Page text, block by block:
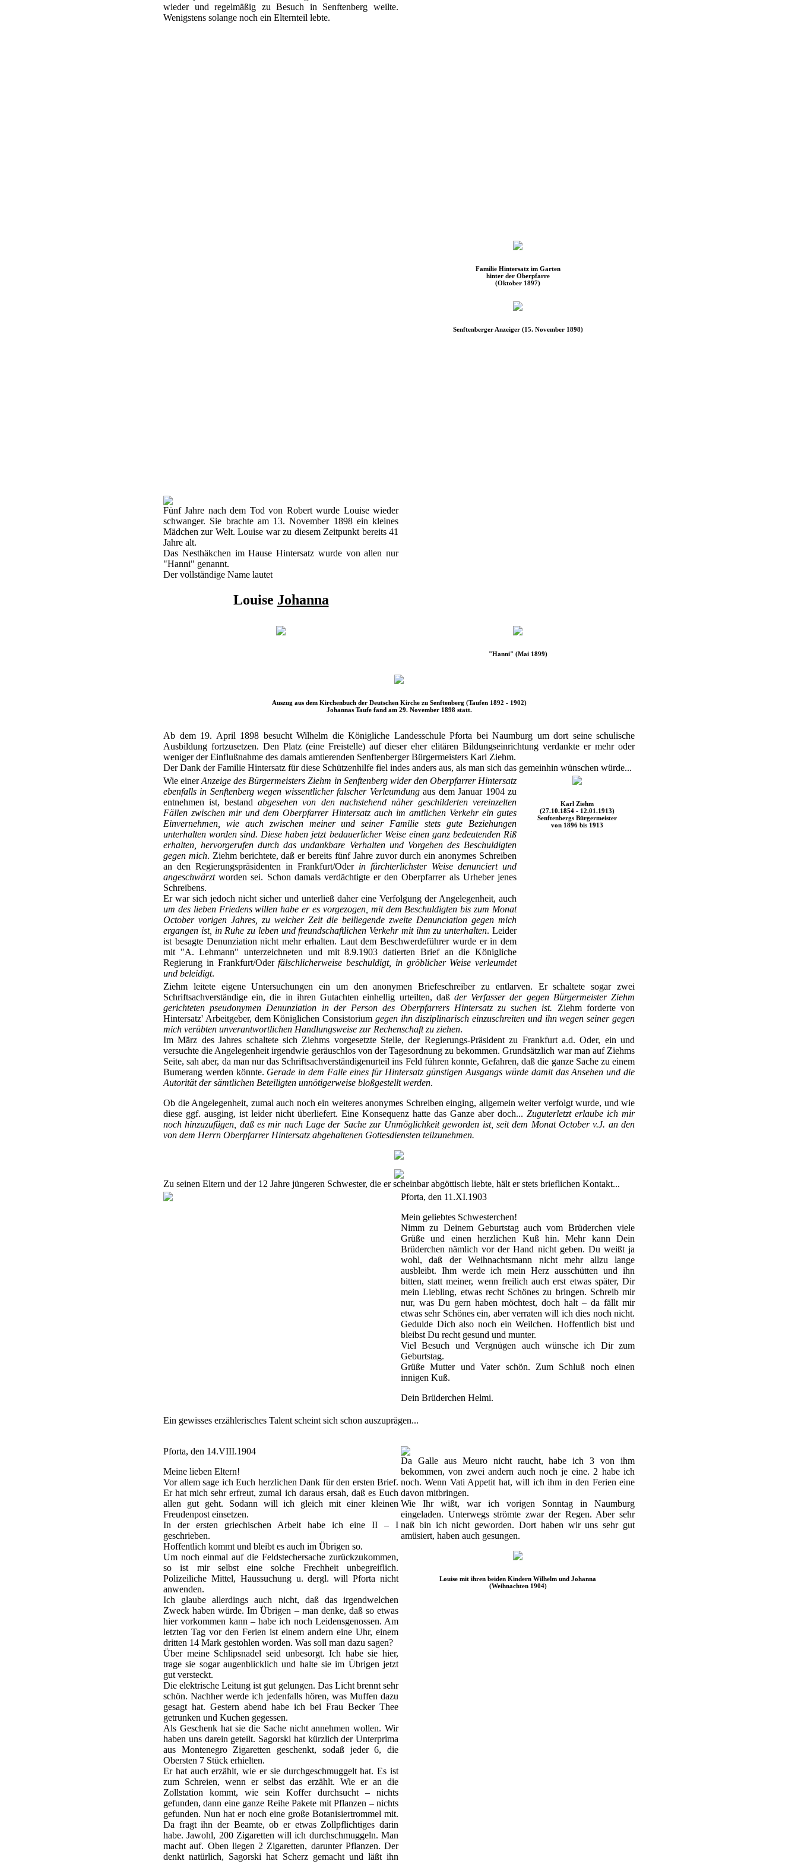
wieder und regelmäßig zu Besuch in Senftenberg weilte.
Wenigstens solange noch ein Elternteil lebte.
Fünf Jahre nach dem Tod von Robert wurde Louise wieder
schwanger. Sie brachte am 13. November 1898 ein kleines
Mädchen zur Welt. Louise war zu diesem Zeitpunkt bereits 41
Jahre alt.
Das Nesthäkchen im Hause Hintersatz wurde von allen nur
"Hanni" genannt.
Der vollständige Name lautet
Louise Johanna
Familie Hintersatz im Garten
hinter der Oberpfarre
(Oktober 1897)
Senftenberger Anzeiger (15. November 1898)
"Hanni" (Mai 1899)
Auszug aus dem Kirchenbuch der Deutschen Kirche zu Senftenberg (Taufen 1892 - 1902)
Johannas Taufe fand am 29. November 1898 statt.
Ab dem 19. April 1898 besucht Wilhelm die Königliche Landesschule Pforta bei Naumburg um dort seine schulische
Ausbildung fortzusetzen. Den Platz (eine Freistelle) auf dieser eher elitären Bildungseinrichtung verdankte er mehr oder
weniger der Einflußnahme des damals amtierenden Senftenberger Bürgermeisters Karl Ziehm.
Der Dank der Familie Hintersatz für diese Schützenhilfe fiel indes anders aus, als man sich das gemeinhin wünschen würde...
Wie einerAnzeige des Bürgermeisters Ziehm in Senftenberg wider den Oberpfarrer Hintersatz
ebenfalls in Senftenberg wegen wissentlicher falscher Verleumdungaus dem Januar 1904 zu
entnehmen ist, bestandabgesehen von den nachstehend näher geschilderten vereinzelten
Fällen zwischen mir und dem Oberpfarrer Hintersatz auch im amtlichen Verkehr ein gutes
Einvernehmen, wie auch zwischen meiner und seiner Familie stets gute Beziehungen
unterhalten worden sind. Diese haben jetzt bedauerlicher Weise einen ganz bedeutenden Riß
erhalten, hervorgerufen durch das undankbare Verhalten und Vorgehen des Beschuldigten
gegen mich. Ziehm berichtete, daß er bereits fünf Jahre zuvor durch ein anonymes Schreiben
an den Regierungspräsidenten in Frankfurt/Oder in fürchterlichster Weise denunciert und
angeschwärztworden sei. Schon damals verdächtigte er den Oberpfarrer als Urheber jenes
Schreibens.
Er war sich jedoch nicht sicher und unterließ daher eine Verfolgung der Angelegenheit, auch
um des lieben Friedens willen habe er es vorgezogen, mit dem Beschuldigten bis zum Monat
October vorigen Jahres, zu welcher Zeit die beiliegende zweite Denunciation gegen mich
ergangen ist, in Ruhe zu leben und freundschaftlichen Verkehr mit ihm zu unterhalten. Leider
ist besagte Denunziation nicht mehr erhalten. Laut dem Beschwerdeführer wurde er in dem
mit "A. Lehmann" unterzeichneten und mit 8.9.1903 datierten Brief an die Königliche
Regierung in Frankfurt/Oderfälschlicherweise beschuldigt, in gröblicher Weise verleumdet
und beleidigt.
Karl Ziehm
(27.10.1854 - 12.01.1913)
Senftenbergs Bürgermeister
von 1896 bis 1913
Ziehm leitete eigene Untersuchungen ein um den anonymen Briefeschreiber zu entlarven. Er schaltete sogar zwei
Schriftsachverständige ein, die in ihren Gutachten einhellig urteilten, daß der Verfasser der gegen Bürgermeister Ziehm
gerichteten pseudonymen Denunziation in der Person des Oberpfarrers Hintersatz zu suchen ist. Ziehm forderte von
Hintersatz' Arbeitgeber, dem Königlichen Consistorium gegen ihn disziplinarisch einzuschreiten und ihn wegen seiner gegen
mich verübten unverantwortlichen Handlungsweise zur Rechenschaft zu ziehen.
Im März des Jahres schaltete sich Ziehms vorgesetzte Stelle, der Regierungs-Präsident zu Frankfurt a.d. Oder, ein und
versuchte die Angelegenheit irgendwie geräuschlos von der Tagesordnung zu bekommen. Grundsätzlich war man auf Ziehms
Seite, sah aber, da man nur das Schriftsachverständigenurteil ins Feld führen konnte, Gefahren, daß die ganze Sache zu einem
Bumerang werden könnte. Gerade in dem Falle eines für Hintersatz günstigen Ausgangs würde damit das Ansehen und die
Autorität der sämtlichen Beteiligten unnötigerweise bloßgestellt werden.
Ob die Angelegenheit, zumal auch noch ein weiteres anonymes Schreiben einging, allgemein weiter verfolgt wurde, und wie
diese ggf. ausging, ist leider nicht überliefert. Eine Konsequenz hatte das Ganze aber doch... Zuguterletzt erlaube ich mir
noch hinzuzufügen, daß es mir nach Lage der Sache zur Unmöglichkeit geworden ist, seit dem Monat October v.J. an den
von dem Herrn Oberpfarrer Hintersatz abgehaltenen Gottesdiensten teilzunehmen.
Zu seinen Eltern und der 12 Jahre jüngeren Schwester, die er scheinbar abgöttisch liebte, hält er stets brieflichen Kontakt...
Pforta, den 11.XI.1903
Mein geliebtes Schwesterchen!
Nimm zu Deinem Geburtstag auch vom Brüderchen viele
Grüße und einen herzlichen Kuß hin. Mehr kann Dein
Brüderchen nämlich vor der Hand nicht geben. Du weißt ja
wohl, daß der Weihnachtsmann nicht mehr allzu lange
ausbleibt. Ihm werde ich mein Herz ausschütten und ihn
bitten, statt meiner, wenn freilich auch erst etwas später, Dir
mein Liebling, etwas recht Schönes zu bringen. Schreib mir
nur, was Du gern haben möchtest, doch halt – da fällt mir
etwas sehr Schönes ein, aber verraten will ich dies noch nicht.
Gedulde Dich also noch ein Weilchen. Hoffentlich bist und
bleibst Du recht gesund und munter.
Viel Besuch und Vergnügen auch wünsche ich Dir zum
Geburtstag.
Grüße Mutter und Vater schön. Zum Schluß noch einen
innigen Kuß.
Dein Brüderchen Helmi.
Ein gewisses erzählerisches Talent scheint sich schon auszuprägen...
Pforta, den 14.VIII.1904
Meine lieben Eltern!
Vor allem sage ich Euch herzlichen Dank für den ersten Brief.
Er hat mich sehr erfreut, zumal ich daraus ersah, daß es Euch
allen gut geht. Sodann will ich gleich mit einer kleinen
Freudenpost einsetzen.
In der ersten griechischen Arbeit habe ich eine II – I
geschrieben.
Hoffentlich kommt und bleibt es auch im Übrigen so.
Um noch einmal auf die Feldstechersache zurückzukommen,
so ist mir selbst eine solche Frechheit unbegreiflich.
Polizeiliche Mittel, Haussuchung u. dergl. will Pforta nicht
anwenden.
Ich glaube allerdings auch nicht, daß das irgendwelchen
Zweck haben würde. Im Übrigen – man denke, daß so etwas
hier vorkommen kann – habe ich noch Leidensgenossen. Am
letzten Tag vor den Ferien ist einem andern eine Uhr, einem
dritten 14 Mark gestohlen worden. Was soll man dazu sagen?
Über meine Schlipsnadel seid unbesorgt. Ich habe sie hier,
trage sie sogar augenblicklich und halte sie im Übrigen jetzt
gut versteckt.
Die elektrische Leitung ist gut gelungen. Das Licht brennt sehr
schön. Nachher werde ich jedenfalls hören, was Muffen dazu
gesagt hat. Gestern abend habe ich bei Frau Becker Thee
getrunken und Kuchen gegessen.
Als Geschenk hat sie die Sache nicht annehmen wollen. Wir
haben uns darein geteilt. Sagorski hat kürzlich der Unterprima
aus Montenegro Zigaretten geschenkt, sodaß jeder 6, die
Obersten 7 Stück erhielten.
Er hat auch erzählt, wie er sie durchgeschmuggelt hat. Es ist
zum Schreien, wenn er selbst das erzählt. Wie er an die
Zollstation kommt, wie sein Koffer durchsucht – nichts
gefunden, dann eine ganze Reihe Pakete mit Pflanzen – nichts
gefunden. Nun hat er noch eine große Botanisiertrommel mit.
Da fragt ihn der Beamte, ob er etwas Zollpflichtiges darin
habe. Jawohl, 200 Zigaretten will ich durchschmuggeln. Man
macht auf. Oben liegen 2 Zigaretten, darunter Pflanzen. Der
denkt natürlich, Sagorski hat Scherz gemacht und läßt ihn
Da Galle aus Meuro nicht raucht, habe ich 3 von ihm
bekommen, von zwei andern auch noch je eine. 2 habe ich
noch. Wenn Vati Appetit hat, will ich ihm in den Ferien eine
davon mitbringen.
Wie Ihr wißt, war ich vorigen Sonntag in Naumburg
eingeladen. Unterwegs strömte zwar der Regen. Aber sehr
naß bin ich nicht geworden. Dort haben wir uns sehr gut
amüsiert, haben auch gesungen.
Louise mit ihren beiden Kindern Wilhelm und Johanna
(Weihnachten 1904)